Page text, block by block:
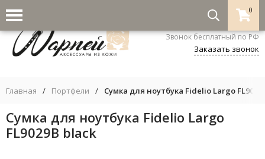
0
8-800-333-5530
Звонок бесплатный по РФ
Заказать звонок
Главная / Портфели / Сумка для ноутбука Fidelio Largo
Сумка для ноутбука Fidelio Largo
FL9029B black